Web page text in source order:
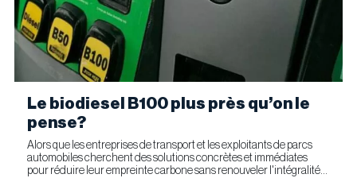
Le biodiesel B100 plus près qu’on le
pense?
Alors que les entreprises de transport et les exploitants de parcs
automobiles cherchent des solutions concrètes et immédiates
pour réduire leur empreinte carbone sans renouveler l'intégralité